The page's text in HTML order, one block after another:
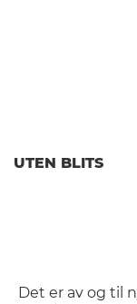
UTEN BLITS
Det er av og til